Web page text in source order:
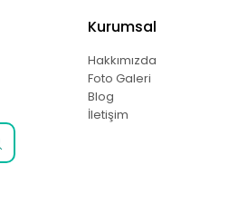
Kurumsal
Hakkımızda
Foto Galeri
Blog
İletişim